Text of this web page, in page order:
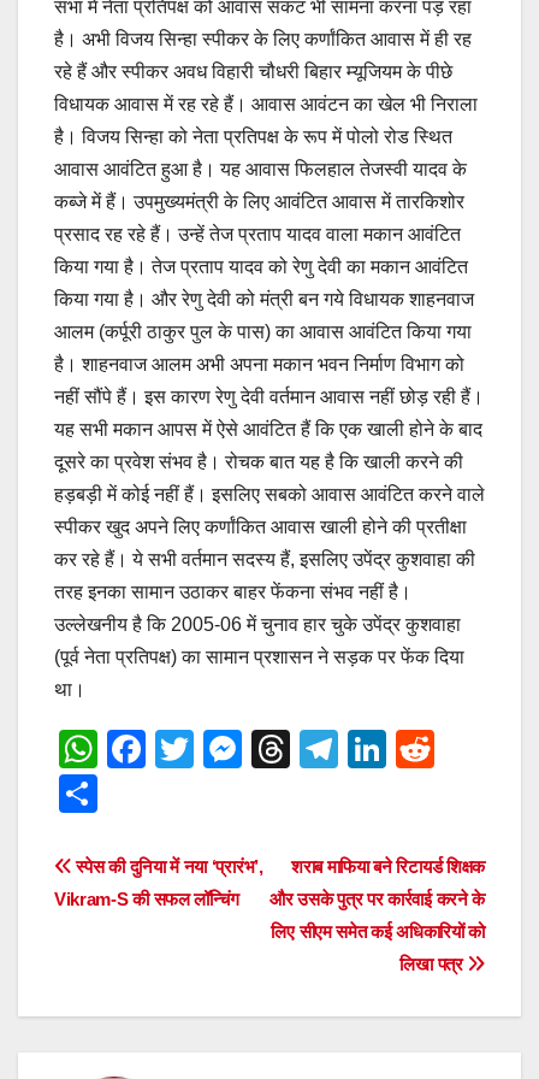
सभा में नेता प्रतिपक्ष को आवास संकट भी सामना करना पड़ रहा
है। अभी विजय सिन्‍हा स्‍पीकर के लिए कर्णांकित आवास में ही रह
रहे हैं और स्‍पीकर अवध विहारी चौधरी बिहार म्‍यूजियम के पीछे
विधायक आवास में रह रहे हैं। आवास आवंटन का खेल भी निराला
है। विजय सिन्‍हा को नेता प्रतिपक्ष के रूप में पोलो रोड स्थित
आवास आवंटित हुआ है। यह आवास फिलहाल तेजस्‍वी यादव के
कब्‍जे में हैं। उपमुख्‍यमंत्री के लिए आवंटित आवास में तारकिशोर
प्रसाद रह रहे हैं। उन्‍हें तेज प्रताप यादव वाला मकान आवंटित
किया गया है। तेज प्रताप यादव को रेणु देवी का मकान आवंटित
किया गया है। और रेणु देवी को मंत्री बन गये विधायक शाहनवाज
आलम (कर्पूरी ठाकुर पुल के पास) का आवास आवंटित किया गया
है। शाहनवाज आलम अभी अपना मकान भवन निर्माण विभाग को
नहीं सौंपे हैं। इस कारण रेणु देवी वर्तमान आवास नहीं छोड़ रही हैं।
यह सभी मकान आपस में ऐसे आवंटित हैं कि एक खाली होने के बाद
दूसरे का प्रवेश संभव है। रोचक बात यह है कि खाली करने की
हड़बड़ी में कोई नहीं हैं। इसलिए सबको आवास आवंटित करने वाले
स्‍पीकर खुद अपने लिए कर्णांकित आवास खाली होने की प्रतीक्षा
कर रहे हैं। ये सभी वर्तमान सदस्‍य हैं, इसलिए उपेंद्र कुशवाहा की
तरह इनका सामान उठाकर बाहर फेंकना संभव नहीं है।
उल्‍लेखनीय है कि 2005-06 में चुनाव हार चुके उपेंद्र कुशवाहा
(पूर्व नेता प्रतिपक्ष) का सामान प्रशासन ने सड़क पर फेंक दिया
था।
W
s
A
F
e
b
k
T
er
M
e
T
a
d
s
T
gr
a
m
Li
e
dI
n
di
t
ar
e
Post
navigation
शराब माफिया बने रिटायर्ड शिक्षक
और उसके पुत्र पर कार्रवाई करने के
लिए सीएम समेत कई अधिकारियों को
लिखा पत्र
स्पेस की दुनिया में नया ‘प्रारंभ’,
Vikram-S की सफल लॉन्चिंग